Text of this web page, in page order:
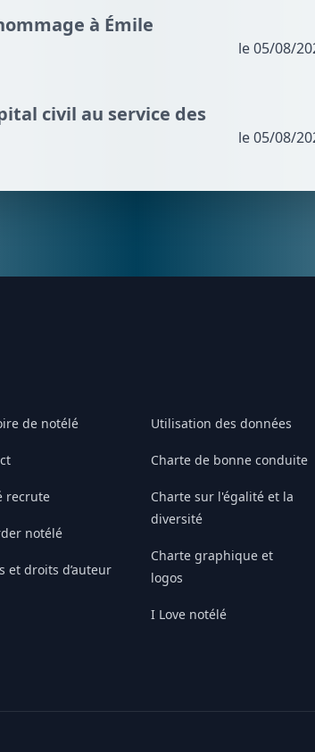
à Émile
le 05/08/
civil au service des
le 05/08/
de notélé
recrute
notélé
et droits d’auteur
Utilisation des données
Charte de bonne conduite
Charte sur l'égalité et la
diversité
Charte graphique et
logos
I Love notélé